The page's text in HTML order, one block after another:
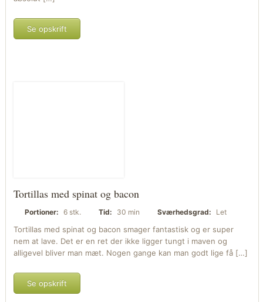
Se opskrift
Tortillas med spinat og bacon
Portioner: 6 stk. Tid: 30 min Sværhedsgrad: Let
Tortillas med spinat og bacon smager fantastisk og er super
nem at lave. Det er en ret der ikke ligger tungt i maven og
alligevel bliver man mæt. Nogen gange kan man godt lige få […]
Se opskrift